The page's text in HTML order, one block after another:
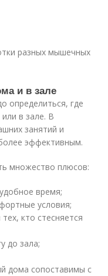
разных мышечных
и в зале
определиться, где
в зале. В
занятий и
эффективным.
множество плюсов:
время;
условия;
кто стесняется
до зала;
дома сопоставимы с